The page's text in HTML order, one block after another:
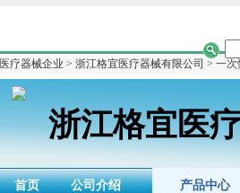
医疗器械企业 > 浙江格宜医疗器械有限公司 > 一次
浙江格宜医
首页 公司介绍 产品中心